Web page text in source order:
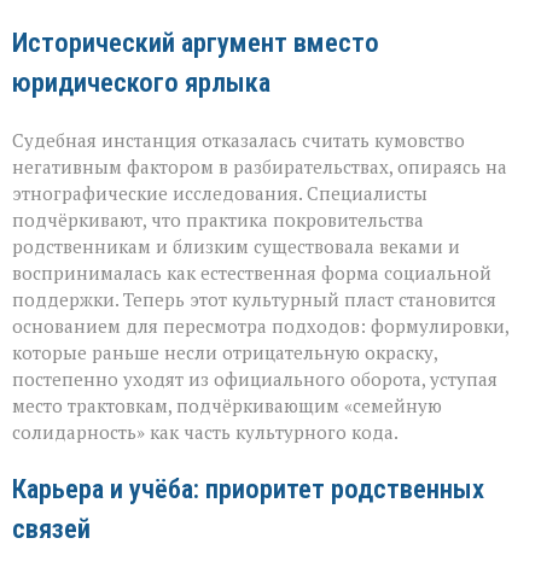
Исторический аргумент вместо
юридического ярлыка
Судебная инстанция отказалась считать кумовство
негативным фактором в разбирательствах, опираясь на
этнографические исследования. Специалисты
подчёркивают, что практика покровительства
родственникам и близким существовала веками и
воспринималась как естественная форма социальной
поддержки. Теперь этот культурный пласт становится
основанием для пересмотра подходов: формулировки,
которые раньше несли отрицательную окраску,
постепенно уходят из официального оборота, уступая
место трактовкам, подчёркивающим «семейную
солидарность» как часть культурного кода.
Карьера и учёба: приоритет родственных
связей